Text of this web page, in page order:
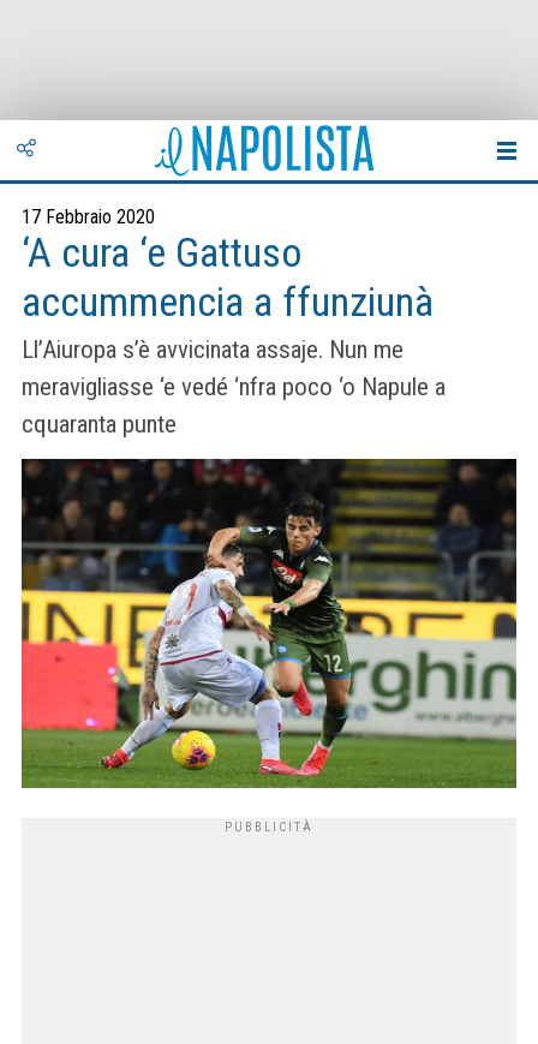
17 Febbraio 2020
‘A cura ‘e Gattuso
accummencia a ffunziunà
Ll’Aiuropa s’è avvicinata assaje. Nun me
meravigliasse ‘e vedé ‘nfra poco ‘o Napule a
cquaranta punte